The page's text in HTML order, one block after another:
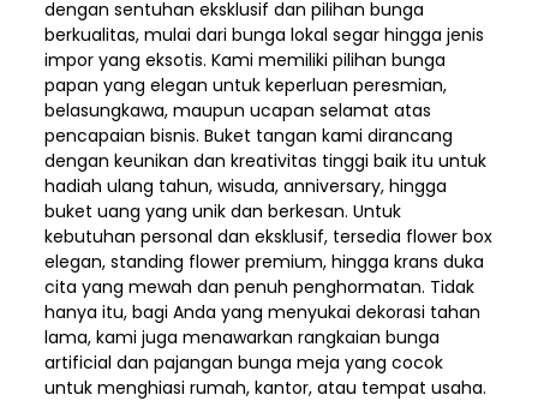
dengan sentuhan eksklusif dan pilihan bunga
berkualitas, mulai dari bunga lokal segar hingga jenis
impor yang eksotis. Kami memiliki pilihan bunga
papan yang elegan untuk keperluan peresmian,
belasungkawa, maupun ucapan selamat atas
pencapaian bisnis. Buket tangan kami dirancang
dengan keunikan dan kreativitas tinggi baik itu untuk
hadiah ulang tahun, wisuda, anniversary, hingga
buket uang yang unik dan berkesan. Untuk
kebutuhan personal dan eksklusif, tersedia flower box
elegan, standing flower premium, hingga krans duka
cita yang mewah dan penuh penghormatan. Tidak
hanya itu, bagi Anda yang menyukai dekorasi tahan
lama, kami juga menawarkan rangkaian bunga
artificial dan pajangan bunga meja yang cocok
untuk menghiasi rumah, kantor, atau tempat usaha.